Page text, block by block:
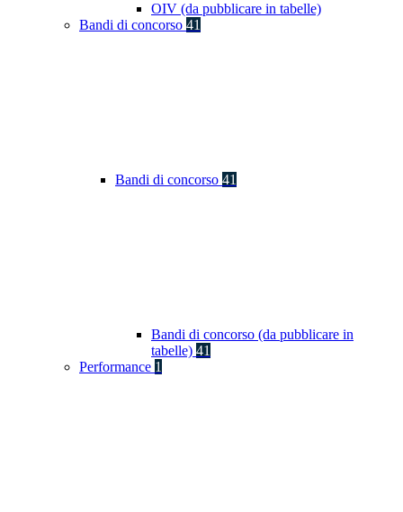
OIV (da pubblicare in tabelle)
Bandi di concorso 41
Bandi di concorso 41
Bandi di concorso (da pubblicare in
tabelle) 41
Performance 1